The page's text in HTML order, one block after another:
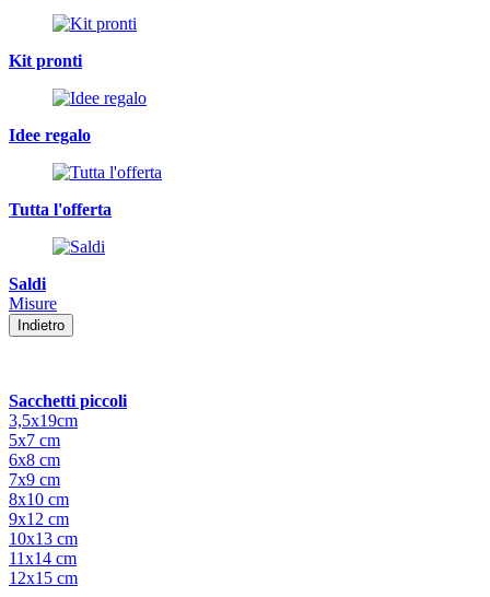
Kit pronti
Idee regalo
Tutta l'offerta
Saldi
Misure
Indietro
Sacchetti piccoli
3,5x19cm
5x7 cm
6x8 cm
7x9 cm
8x10 cm
9x12 cm
10x13 cm
11x14 cm
12x15 cm